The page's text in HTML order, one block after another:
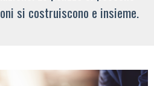
si costruiscono e insieme.